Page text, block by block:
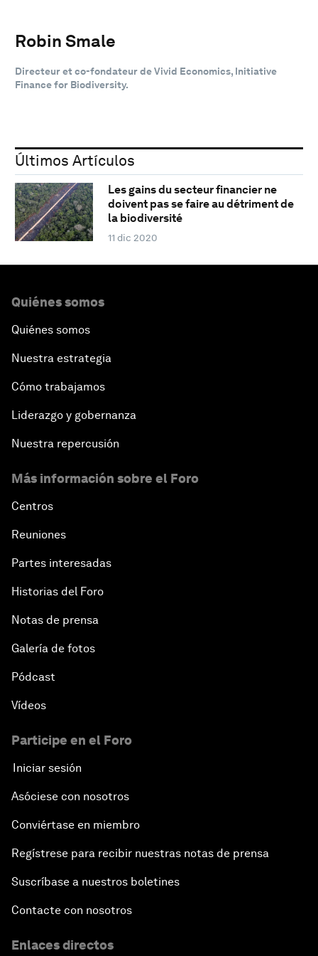
Robin Smale
Directeur et co-fondateur de Vivid Economics, Initiative
Finance for Biodiversity.
Últimos Artículos
Les gains du secteur financier ne
doivent pas se faire au détriment de
la biodiversité
11 dic 2020
Quiénes somos
Quiénes somos
Nuestra estrategia
Cómo trabajamos
Liderazgo y gobernanza
Nuestra repercusión
Más información sobre el Foro
Centros
Reuniones
Partes interesadas
Historias del Foro
Notas de prensa
Galería de fotos
Pódcast
Vídeos
Participe en el Foro
Iniciar sesión
Asóciese con nosotros
Conviértase en miembro
Regístrese para recibir nuestras notas de prensa
Suscríbase a nuestros boletines
Contacte con nosotros
Enlaces directos